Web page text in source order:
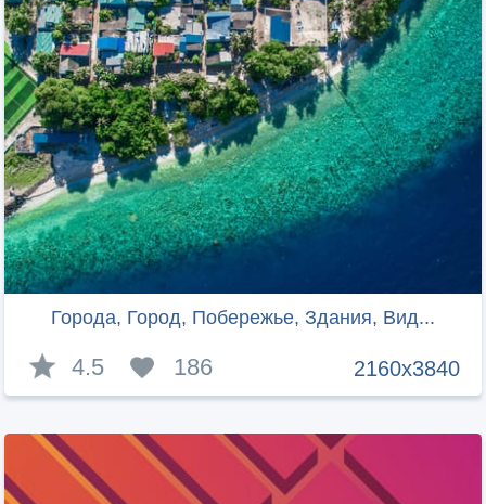
Города, Город, Побережье, Здания, Вид...
2160x3840
4.5 186